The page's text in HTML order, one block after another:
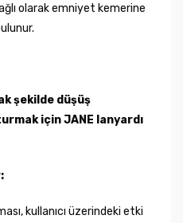
olarak emniyet kemerine
şekilde düşüş
için JANE lanyardı
kullanıcı üzerindeki etki